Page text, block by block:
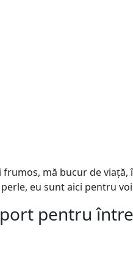
mă bucur de
eu sunt aici pentru
pentru